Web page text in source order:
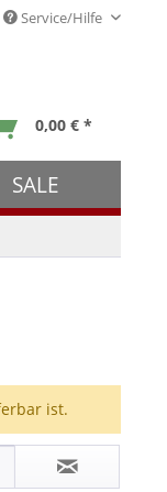
Service/Hilfe
0,00 € *
SALE
ist.